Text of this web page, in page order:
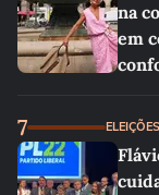
na
em
7 ELEIÇÕES